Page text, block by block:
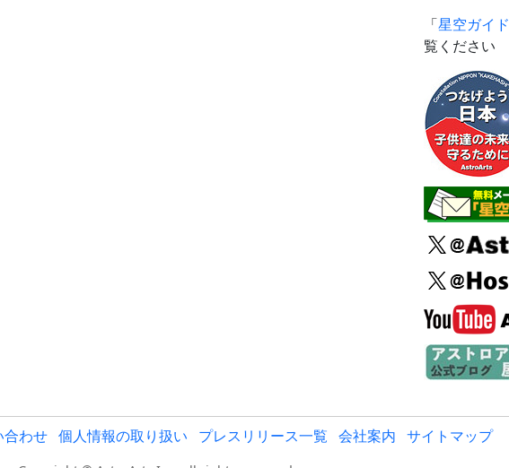
「星空ガイド
覧ください
合わせ 個人情報の取り扱い プレスリリース一覧 会社案内 サイトマップ